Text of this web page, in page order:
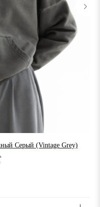
Серый (Vintage Grey)